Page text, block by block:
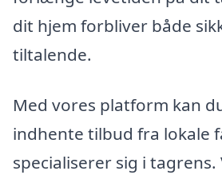
dit hjem forbliver både
tiltalende.
Med vores platform kan
indhente tilbud fra lokale
specialiserer sig i tagrens.